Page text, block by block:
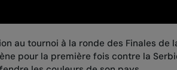
au tournoi à la ronde des Finales de
pour la première fois contre la